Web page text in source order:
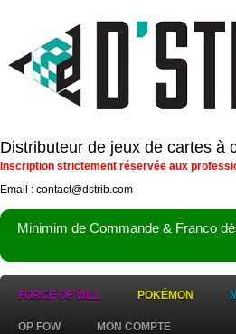
Distributeur de jeux de cartes à
Inscription strictement réservée aux
Email : contact@dstrib.com
Minimim de Commande & Franco
FORCE OF WILL POKÉMON
OP FOW MON COMPTE